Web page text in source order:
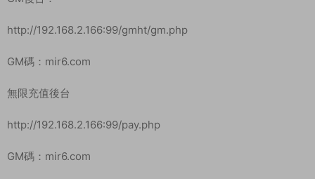
http://192.168.2.166:99/gmht/gm.php
GM碼：mir6.com
無限充值後台
http://192.168.2.166:99/pay.php
GM碼：mir6.com